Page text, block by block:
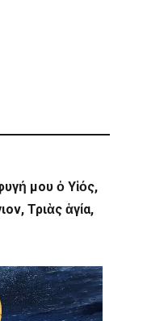
μου ὁ Υἱός,
Τριὰς ἁγία,